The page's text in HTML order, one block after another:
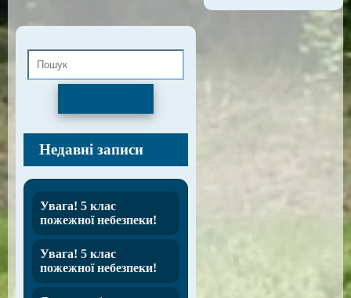
Недавні записи
Увага! 5 клас
пожежної небезпеки!
Увага! 5 клас
пожежної небезпеки!